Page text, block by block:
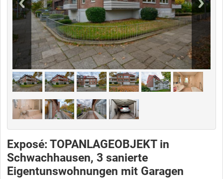
Exposé: TOPANLAGEOBJEKT in
Schwachhausen, 3 sanierte
Eigentunswohnungen mit Garagen